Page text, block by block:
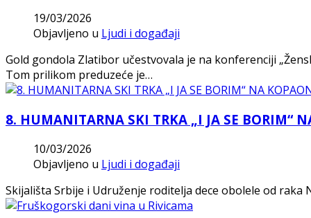
19/03/2026
Objavljeno u Ljudi i događaji
Gold gondola Zlatibor učestvovala je na konferenciji
Tom prilikom preduzeće je…
8. HUMANITARNA SKI TRKA „I JA SE BORIM“
10/03/2026
Objavljeno u Ljudi i događaji
Skijališta Srbije i Udruženje roditelja dece obolele od raka